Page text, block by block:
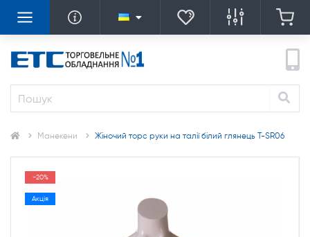
Манекени Жіночий торс руки на талії білий глянець T-SR06
-20%
Акція